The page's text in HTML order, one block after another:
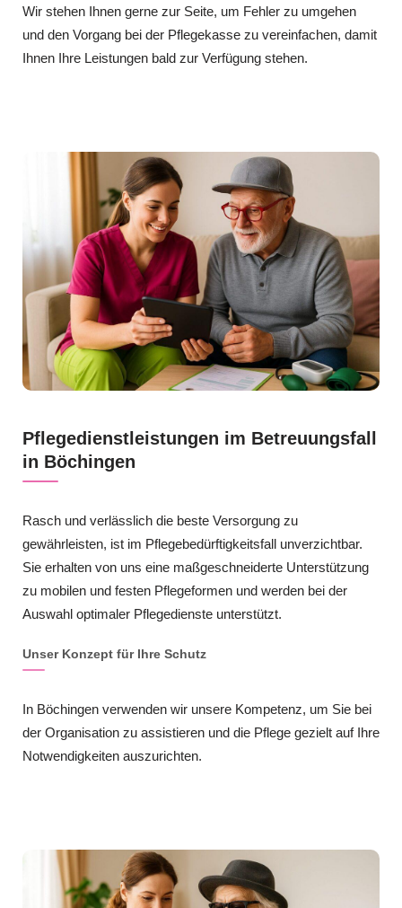
Wir stehen Ihnen gerne zur Seite, um Fehler zu umgehen
und den Vorgang bei der Pflegekasse zu vereinfachen, damit
Ihnen Ihre Leistungen bald zur Verfügung stehen.
Pflegedienstleistungen im Betreuungsfall
in Böchingen
Rasch und verlässlich die beste Versorgung zu
gewährleisten, ist im Pflegebedürftigkeitsfall unverzichtbar.
Sie erhalten von uns eine maßgeschneiderte Unterstützung
zu mobilen und festen Pflegeformen und werden bei der
Auswahl optimaler Pflegedienste unterstützt.
Unser Konzept für Ihre Schutz
In Böchingen verwenden wir unsere Kompetenz, um Sie bei
der Organisation zu assistieren und die Pflege gezielt auf Ihre
Notwendigkeiten auszurichten.